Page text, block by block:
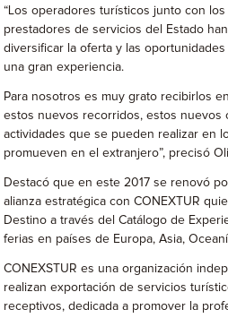
“Los operadores turísticos junto con
prestadores de servicios del Estado
diversificar la oferta y las
una gran experiencia.
Para nosotros es muy grato recibirlos
estos nuevos recorridos, estos nuevos
actividades que se pueden realizar en
promueven en el extranjero”, precisó
Destacó que en este 2017 se renovó
alianza estratégica con CONEXTUR
Destino a través del Catálogo de
ferias en países de Europa, Asia,
CONEXSTUR es una organización
realizan exportación de servicios
receptivos, dedicada a promover la